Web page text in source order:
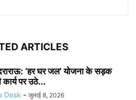
ARTICLES
‘हर घर जल’ योजना के सड़क
कार्य पर उठे...
Desk - जुलाई 8, 2026